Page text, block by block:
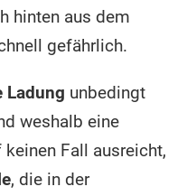
hinten aus dem
gefährlich.
Ladung unbedingt
weshalb eine
Fall ausreicht,
, die in der